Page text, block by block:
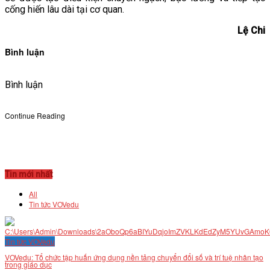
cống hiến lâu dài tại cơ quan.
Lệ Chi
Bình luận
Bình luận
Continue Reading
Tin mới nhất
All
Tin tức VOVedu
Tin tức VOVedu
VOVedu: Tổ chức tập huấn ứng dụng nền tảng chuyển đổi số và trí tuệ nhân tạo
trong giáo dục